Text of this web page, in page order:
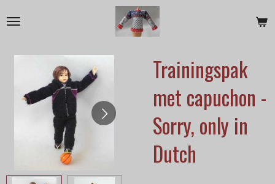
hoofdinhoud
Trainingspak
met capuchon -
Sorry, only in
Dutch